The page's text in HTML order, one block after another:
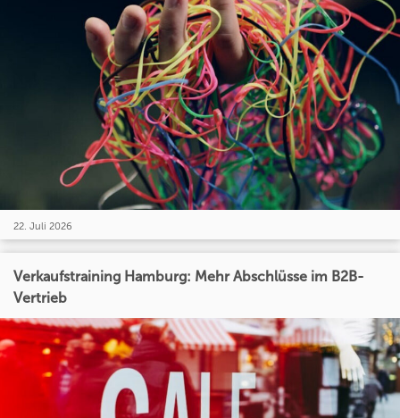
22. Juli 2026
Verkaufstraining Hamburg: Mehr Abschlüsse im B2B-
Vertrieb